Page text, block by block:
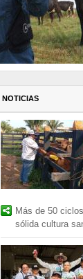
NOTICIAS
Más de 50
sólida cultura